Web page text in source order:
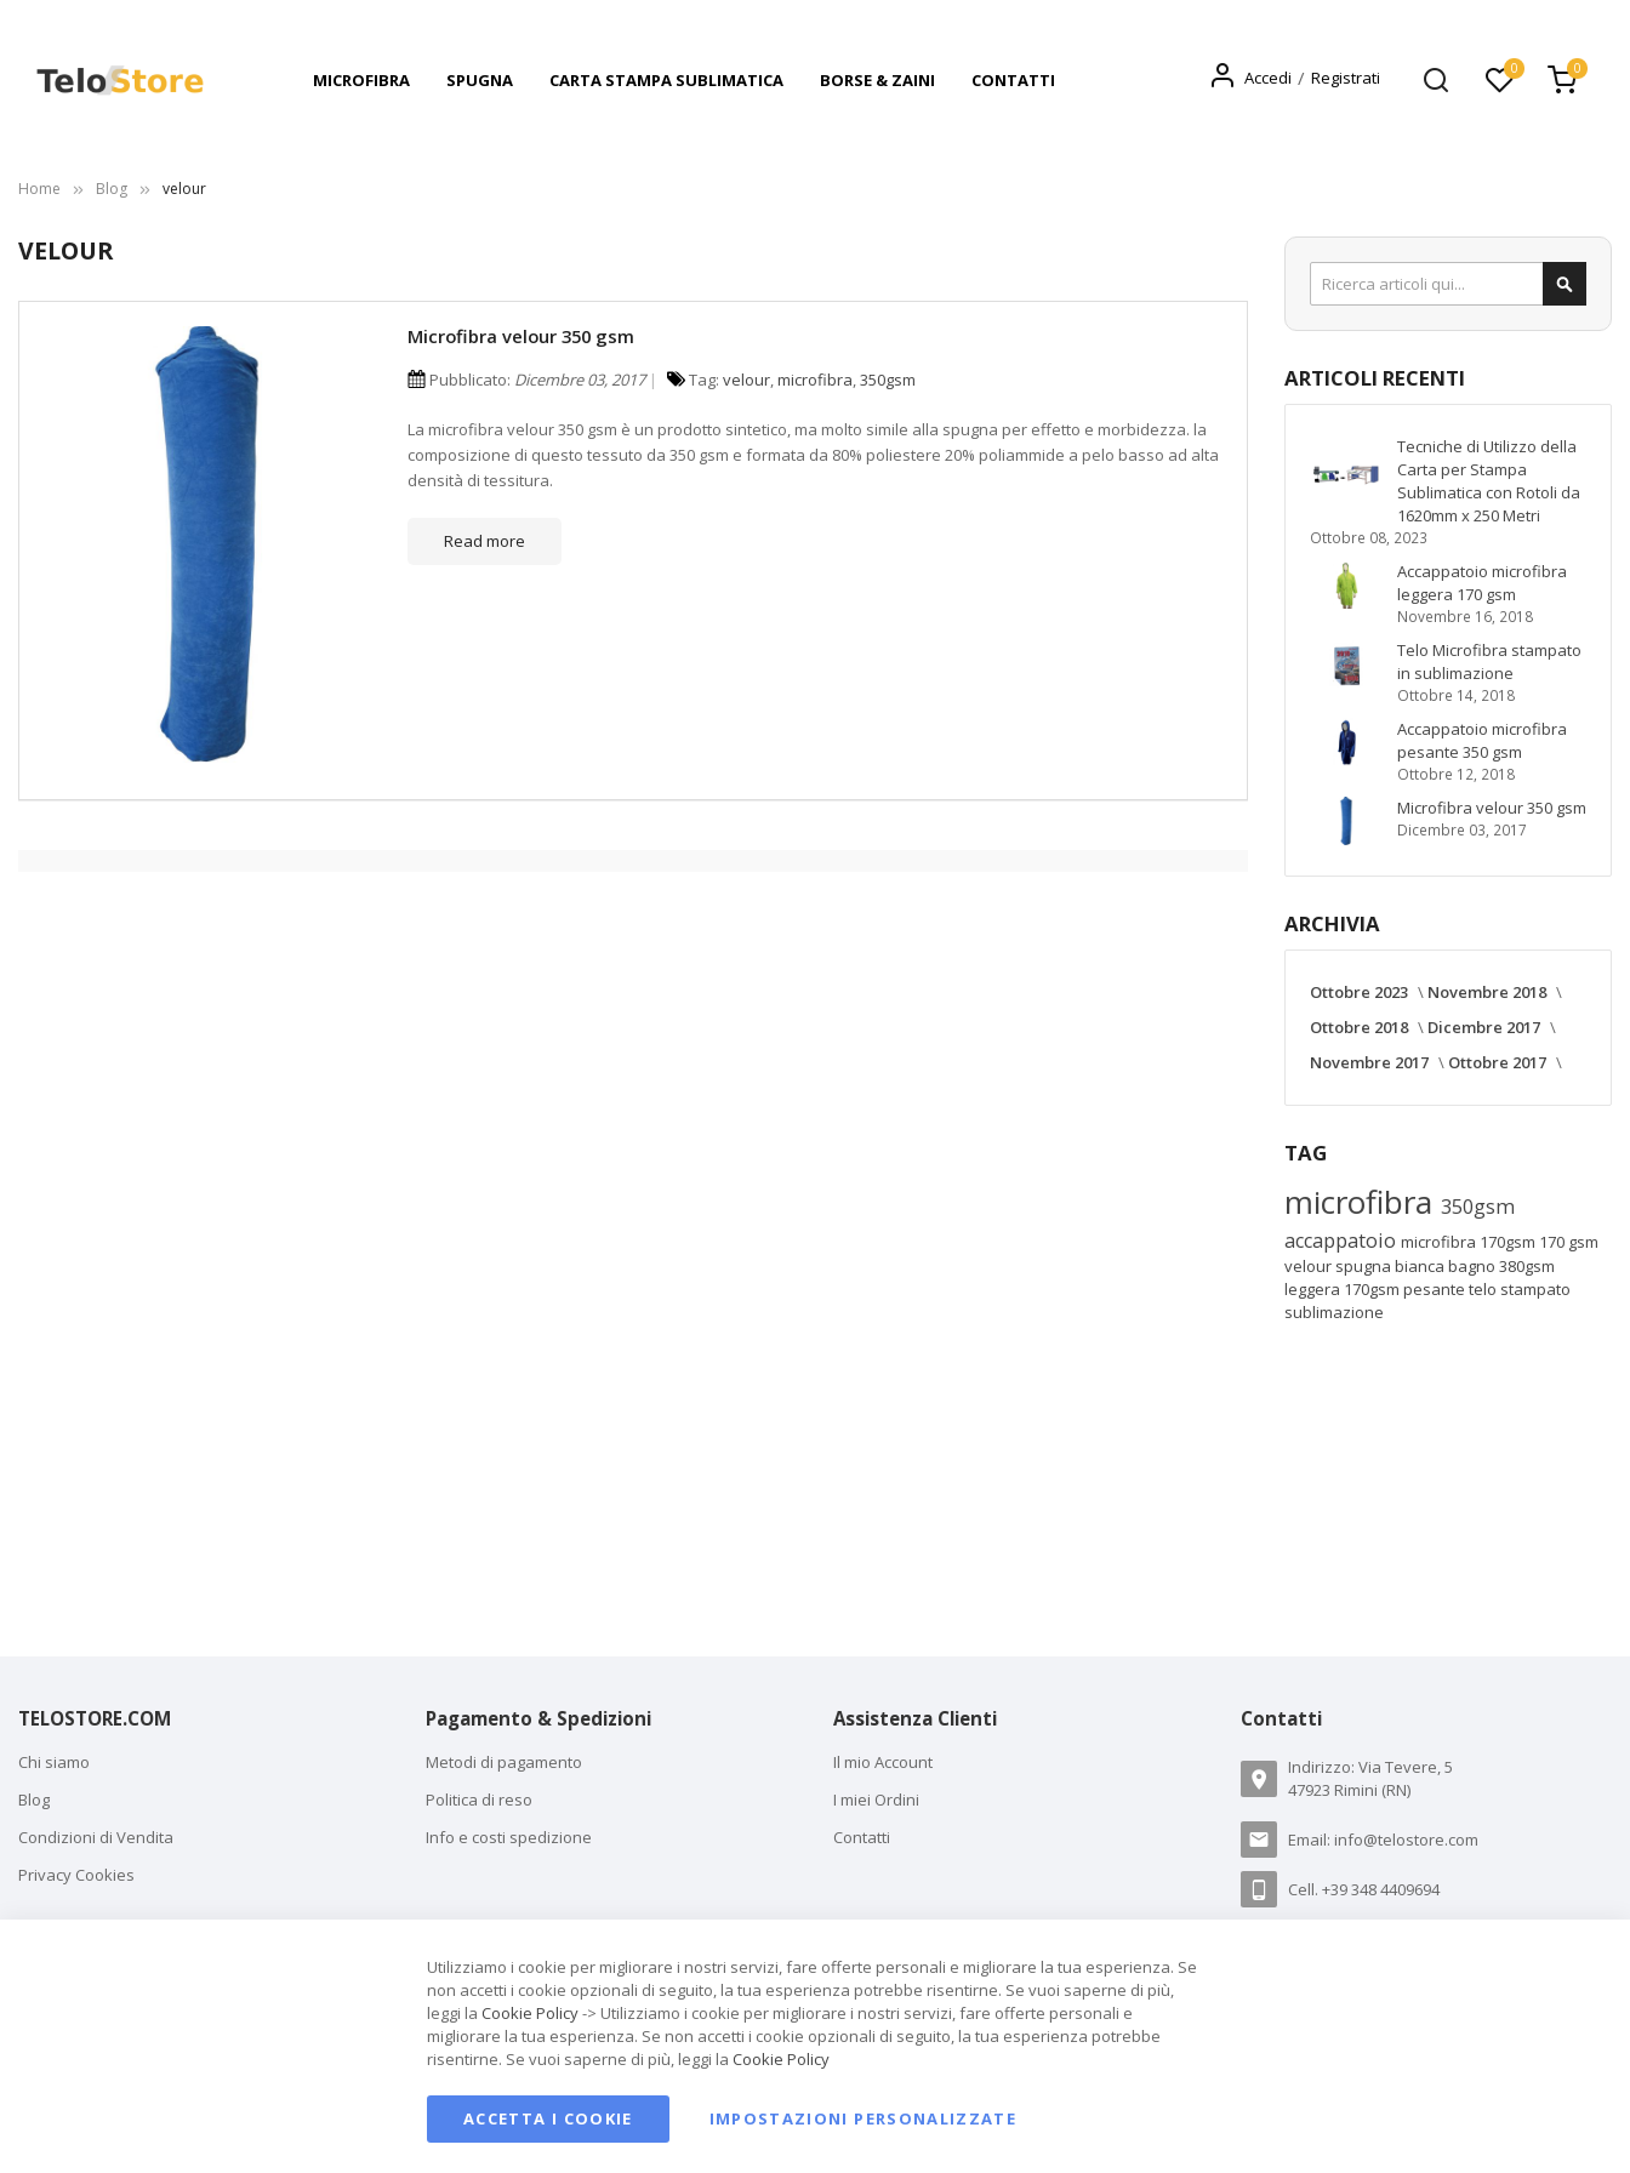
MICROFIBRA SPUGNA CARTA STAMPA SUBLIMATICA BORSE & ZAINI CONTATTI Accedi Registrati 0 0
Home Blog velour
VELOUR
Microfibra velour 350 gsm
Pubblicato: Dicembre 03, 2017 Tag: velour,microfibra,350gsm
La microfibra velour 350 gsm è un prodotto sintetico, ma molto simile alla spugna per effetto e morbidezza. la
composizione di questo tessuto da 350 gsm e formata da 80% poliestere 20% poliammide a pelo basso ad alta
densità di tessitura.
Read more
Search
ARTICOLI RECENTI
Tecniche di Utilizzo della
Carta per Stampa
Sublimatica con Rotoli da
1620mm x 250 Metri
Ottobre 08, 2023
Accappatoio microfibra
leggera 170 gsm
Novembre 16, 2018
Telo Microfibra stampato
in sublimazione
Ottobre 14, 2018
Accappatoio microfibra
pesante 350 gsm
Ottobre 12, 2018
Microfibra velour 350 gsm
Dicembre 03, 2017
ARCHIVIA
Ottobre 2023
Novembre 2018
Ottobre 2018
Dicembre 2017
Novembre 2017
Ottobre 2017
TAG
microfibra 350gsm
accappatoio microfibra 170gsm 170 gsm
velour spugna bianca bagno 380gsm
leggera 170gsm pesante telo stampato
sublimazione
TELOSTORE.COM
Chi siamo
Blog
Condizioni di Vendita
Privacy Cookies
Pagamento & Spedizioni
Metodi di pagamento
Politica di reso
Info e costi spedizione
Assistenza Clienti
Il mio Account
I miei Ordini
Contatti
Contatti
Indirizzo: Via Tevere, 5
47923 Rimini (RN)
Email: info@telostore.com
Cell. +39 348 4409694
Copyright © 2017 TeloStore di ISIDE P.IVA IT04334170406 Tutti i diritti riservati. Sviluppato da
Utilizziamo i cookie per migliorare i nostri servizi, fare offerte personali e migliorare la tua esperienza. Se
non accetti i cookie opzionali di seguito, la tua esperienza potrebbe risentirne. Se vuoi saperne di più,
leggi la Cookie Policy-> Utilizziamo i cookie per migliorare i nostri servizi, fare offerte personali e
migliorare la tua esperienza. Se non accetti i cookie opzionali di seguito, la tua esperienza potrebbe
risentirne. Se vuoi saperne di più, leggi la Cookie Policy
ACCETTA I COOKIE IMPOSTAZIONI PERSONALIZZATE